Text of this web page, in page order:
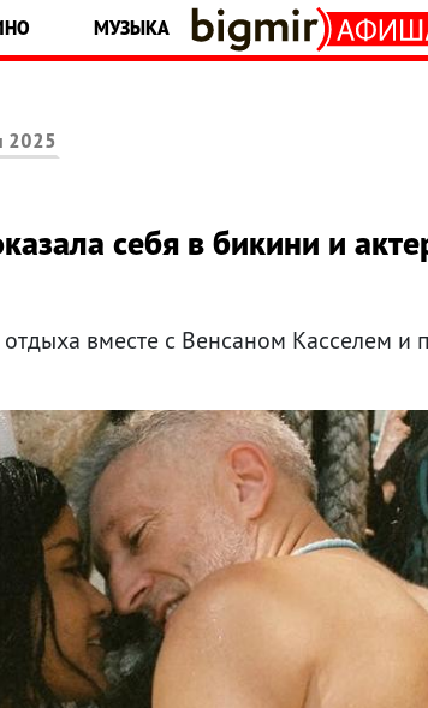
МУЗЫКА
2025
себя в бикини и
вместе с Венсаном Касселем и